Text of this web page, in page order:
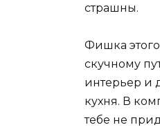
страшны.
Фишка
скучному
интерьер и
кухня. В
тебе не